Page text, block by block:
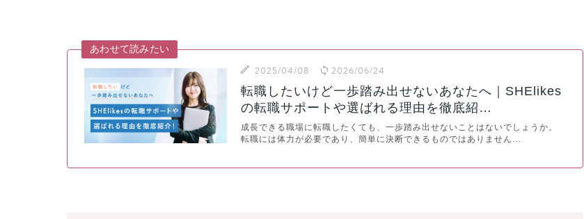
あわせて読みたい
2025/04/08
2026/06/24
転職したいけど一歩踏み出せないあなたへ｜SHElikes
の転職サポートや選ばれる理由を徹底紹…
成長できる職場に転職したくても、一歩踏み出せないことはないでしょうか。
転職には体力が必要であり、簡単に決断できるものではありません…